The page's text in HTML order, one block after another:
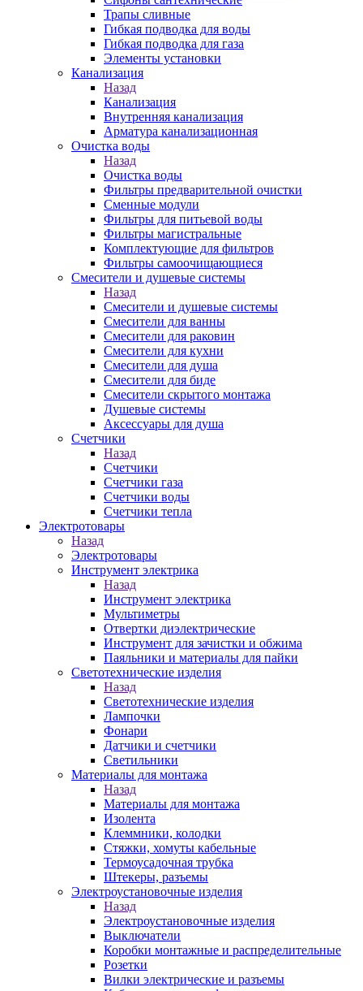
Трапы сливные
Гибкая подводка для воды
Гибкая подводка для газа
Элементы установки
Канализация
Назад
Канализация
Внутренняя канализация
Арматура канализационная
Очистка воды
Назад
Очистка воды
Фильтры предварительной очистки
Сменные модули
Фильтры для питьевой воды
Фильтры магистральные
Комплектующие для фильтров
Фильтры самоочищающиеся
Смесители и душевые системы
Назад
Смесители и душевые системы
Смесители для ванны
Смесители для раковин
Смесители для кухни
Смесители для душа
Смесители для биде
Смесители скрытого монтажа
Душевые системы
Аксессуары для душа
Счетчики
Назад
Счетчики
Счетчики газа
Счетчики воды
Счетчики тепла
Электротовары
Назад
Электротовары
Инструмент электрика
Назад
Инструмент электрика
Мультиметры
Отвертки диэлектрические
Инструмент для зачистки и обжима
Паяльники и материалы для пайки
Светотехнические изделия
Назад
Светотехнические изделия
Лампочки
Фонари
Датчики и счетчики
Светильники
Материалы для монтажа
Назад
Материалы для монтажа
Изолента
Клеммники, колодки
Стяжки, хомуты кабельные
Термоусадочная трубка
Штекеры, разъемы
Электроустановочные изделия
Назад
Электроустановочные изделия
Выключатели
Коробки монтажные и распределительные
Розетки
Вилки электрические и разъемы